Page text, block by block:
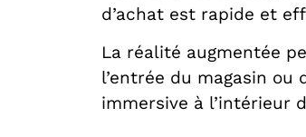
d’achat est rapide et
La réalité augmentée
l’entrée du magasin
immersive à l’intérieur